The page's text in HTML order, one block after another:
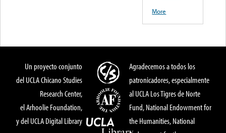
More
Un proyecto conjunto
del UCLA Chicano Studies
Research Center,
el Arhoolie Foundation,
y del UCLA Digital Library
Agradecemos a todos los
patronicadores, especialmente
al UCLA Los Tigres de Norte
Fund, National Endowment for
the Humanities, National